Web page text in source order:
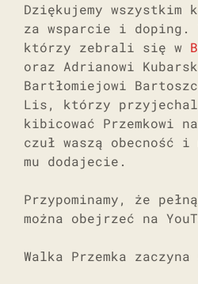
Dziękujemy wszystkim
za wsparcie i doping.
którzy zebrali się w
oraz Adrianowi
Bartłomiejowi
Lis, którzy
kibicować Przemkowi
czuł waszą obecność
mu dodajecie.
Przypominamy, że
można obejrzeć na
Walka Przemka